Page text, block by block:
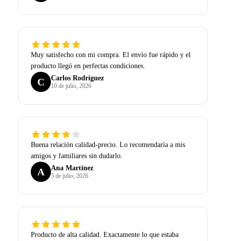
Muy satisfecho con mi compra. El envío fue rápido y el
producto llegó en perfectas condiciones.
C Carlos Rodríguez
10 de julio, 2026
Buena relación calidad-precio. Lo recomendaría a mis
amigos y familiares sin dudarlo.
A Ana Martínez
5 de julio, 2026
Producto de alta calidad. Exactamente lo que estaba